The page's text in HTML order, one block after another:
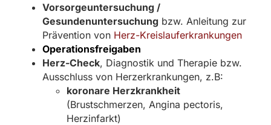
Vorsorgeuntersuchung /
Gesundenuntersuchung bzw. Anleitung zur
Prävention von Herz-Kreislauferkrankungen
Operationsfreigaben
Herz-Check, Diagnostik und Therapie bzw.
Ausschluss von Herzerkrankungen, z.B:
koronare Herzkrankheit
(Brustschmerzen, Angina pectoris,
Herzinfarkt)